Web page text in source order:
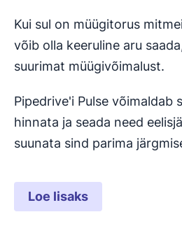
Kui sul on müügitorus
võib olla keeruline aru
suurimat müügivõimalust.
Pipedrive'i Pulse võimaldab
hinnata ja seada need
suunata sind parima
Loe lisaks